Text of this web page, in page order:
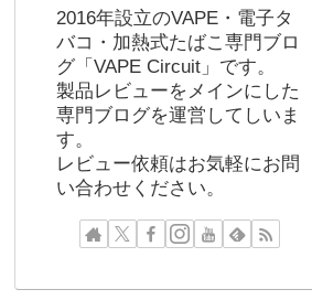
2016年設立のVAPE・電子タ
バコ・加熱式たばこ専門ブロ
グ「VAPE Circuit」です。
製品レビューをメインにした
専門ブログを運営してしいま
す。
レビュー依頼はお気軽にお問
い合わせください。